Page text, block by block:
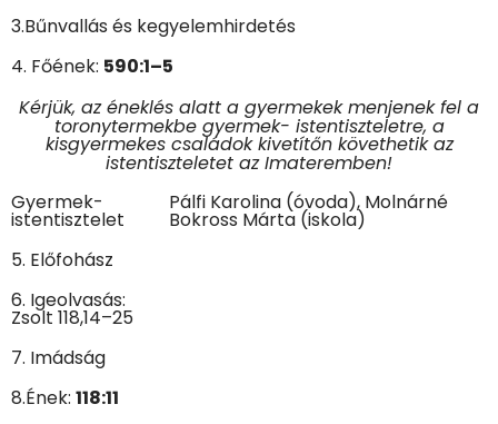
3.Bűnvallás és kegyelemhirdetés
4. Főének: 590:1–5
Kérjük, az éneklés alatt a gyermekek menjenek fel a
toronytermekbe gyermek- istentiszteletre, a
kisgyermekes családok kivetítőn követhetik az
istentiszteletet az Imateremben!
Gyermek-
istentisztelet
Pálfi Karolina (óvoda), Molnárné
Bokross Márta (iskola)
5. Előfohász
6. Igeolvasás:
Zsolt 118,14–25
7. Imádság
8.Ének: 118:11